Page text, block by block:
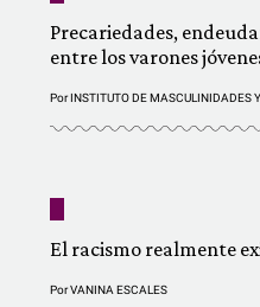
Precariedades,
entre los varones
PorINSTITUTO DE MASCULINIDADES
El racismo realmente
PorVANINA ESCALES